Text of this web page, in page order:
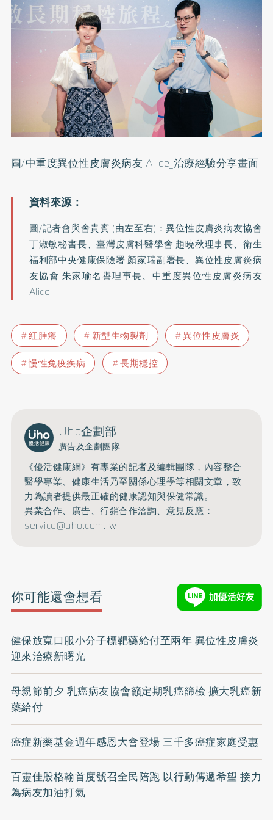
圖/中重度異位性皮膚炎病友 Alice_治療經驗分享畫面
圖/記者會與會貴賓 (由左至右)：異位性皮膚炎病友協會
丁淑敏秘書長、臺灣皮膚科醫學會 趙曉秋理事長、衛生
福利部中央健康保險署 顏家瑞副署長、異位性皮膚炎病
友協會 朱家瑜名譽理事長、中重度異位性皮膚炎病友
Alice
紅腫癢 新型生物製劑
異位性皮膚炎
慢性免疫疾病
長期穩控
Uho企劃部
廣告及企劃團隊
《優活健康網》有專業的記者及編輯團隊，內容整合
醫學專業、健康生活乃至關係心理學等相關文章，致
力為讀者提供最正確的健康認知與保健常識。
異業合作、廣告、行銷合作洽詢、意見反應：
service@uho.com.tw
你可能還會想看
健保放寬口服小分子標靶藥給付至兩年 異位性皮膚炎
迎來治療新曙光
母親節前夕 乳癌病友協會籲定期乳癌篩檢 擴大乳癌新
藥給付
癌症新藥基金週年感恩大會登場 三千多癌症家庭受惠
百靈佳殷格翰首度號召全民陪跑 以行動傳遞希望 接力
為病友加油打氣